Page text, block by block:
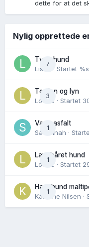
dette for at det
Nylig opprettede
7
Tynn hund
Lisen
· Startet
3
Torden og lyn
Lovise · Startet
1
Varm asfalt
Savannah ·
1
Langhåret hund
Lovise · Startet
1
Hannhund
Karoline Nilsen ·